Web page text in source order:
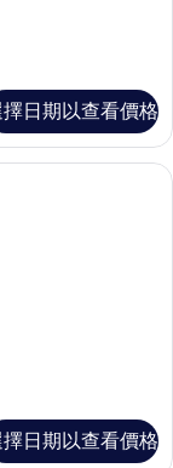
日期以查看價格
保險箱、書桌、筆電
日期以查看價格